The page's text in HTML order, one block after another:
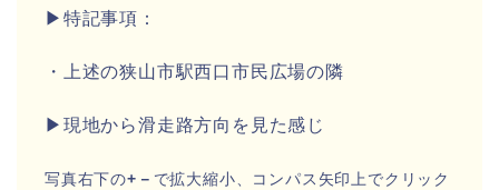
▶特記事項：
・上述の狭山市駅西口市民広場の隣
▶現地から滑走路方向を見た感じ
写真右下の+－ で拡大縮小、コンパス矢印上でクリック